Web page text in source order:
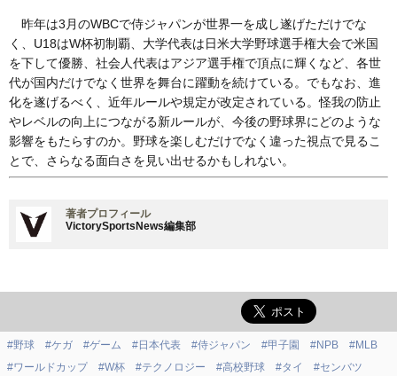
昨年は3月のWBCで侍ジャパンが世界一を成し遂げただけでな
く、U18はW杯初制覇、大学代表は日米大学野球選手権大会で米国
を下して優勝、社会人代表はアジア選手権で頂点に輝くなど、各世
代が国内だけでなく世界を舞台に躍動を続けている。でもなお、進
化を遂げるべく、近年ルールや規定が改定されている。怪我の防止
やレベルの向上につながる新ルールが、今後の野球界にどのような
影響をもたらすのか。野球を楽しむだけでなく違った視点で見るこ
とで、さらなる面白さを見い出せるかもしれない。
著者プロフィール
VictorySportsNews編集部
#野球 #ケガ #ゲーム #日本代表 #侍ジャパン #甲子園 #NPB
#MLB
#ワールドカップ
#W杯 #テクノロジー #高校野球 #タイ
#センバツ